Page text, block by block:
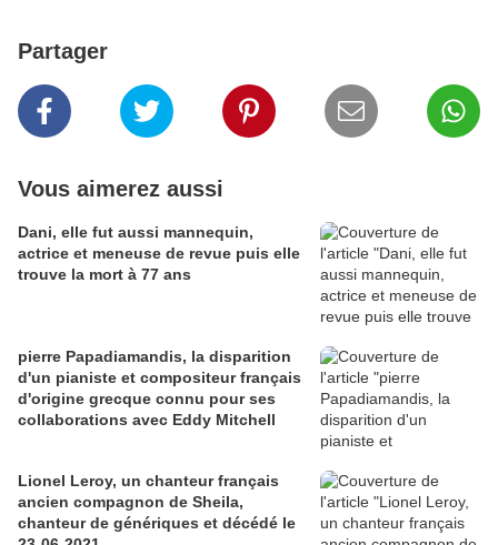
Partager
Vous aimerez aussi
Dani, elle fut aussi mannequin,
actrice et meneuse de revue puis elle
trouve la mort à 77 ans
pierre Papadiamandis, la disparition
d'un pianiste et compositeur français
d'origine grecque connu pour ses
collaborations avec Eddy Mitchell
Lionel Leroy, un chanteur français
ancien compagnon de Sheila,
chanteur de génériques et décédé le